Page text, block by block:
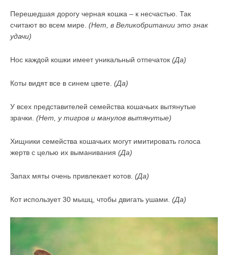
Перешедшая дорогу черная кошка – к несчастью. Так
считают во всем мире. (Нет, в Великобритании это знак
удачи)
Нос каждой кошки имеет уникальный отпечаток (Да)
Коты видят все в синем цвете. (Да)
У всех представителей семейства кошачьих вытянутые
зрачки. (Нет, у тигров и манулов вытянутые)
Хищники семейства кошачьих могут имитировать голоса
жертв с целью их выманивания (Да)
Запах мяты очень привлекает котов. (Да)
Кот использует 30 мышц, чтобы двигать ушами. (Да)